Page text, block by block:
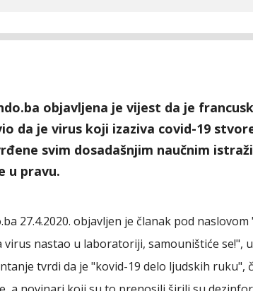
objavljena je vijest da je
da je virus koji izaziva covid-19
svim dosadašnjim naučnim
u pravu.
27.4.2020. objavljen je članak pod naslovom
virus nastao u laboratoriji, samouništiće se!",
tvrdi da je "kovid-19 delo ljudskih ruku",